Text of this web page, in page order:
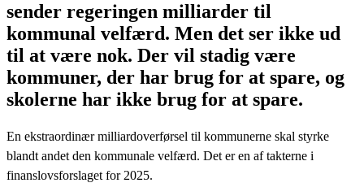
sender regeringen milliarder til
kommunal velfærd. Men det ser ikke ud
til at være nok. Der vil stadig være
kommuner, der har brug for at spare, og
skolerne har ikke brug for at spare.
En ekstraordinær milliardoverførsel til kommunerne skal styrke
blandt andet den kommunale velfærd. Det er en af takterne i
finanslovsforslaget for 2025.